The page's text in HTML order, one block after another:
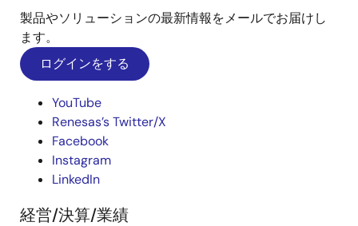
製品やソリューションの最新情報をメールでお届けし
ます。
ログインをする
YouTube
Renesas’s Twitter/X
Facebook
Instagram
LinkedIn
経営/決算/業績